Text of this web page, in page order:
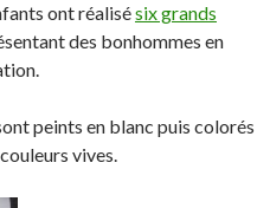
!
ont réalisésix grands
des bonhommes en
peints en blanc puis colorés
vives.